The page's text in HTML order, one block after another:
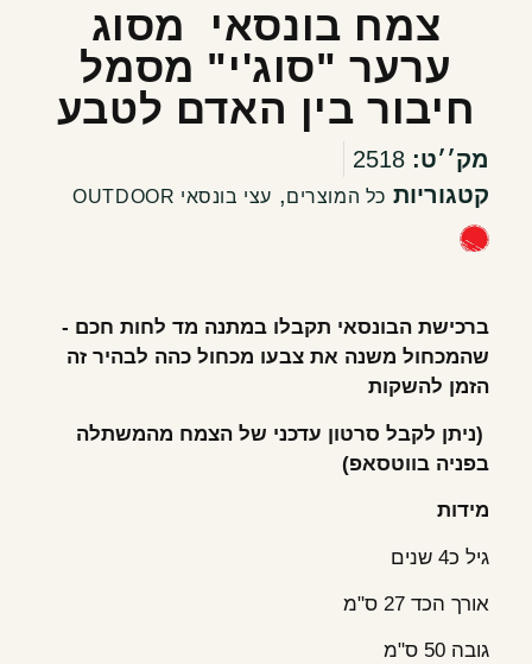
צמח בונסאי מסוג
ערער "סוג'י" מסמל
חיבור בין האדם לטבע
מק׳׳ט: 2518
קטגוריות כל המוצרים, עצי בונסאי OUTDOOR
ברכישת הבונסאי תקבלו במתנה מד לחות חכם -
שהמכחול משנה את צבעו מכחול כהה לבהיר זה
הזמן להשקות
(ניתן לקבל סרטון עדכני של הצמח מהמשתלה
בפניה בווטסאפ)
מידות
גיל כ4 שנים
אורך הכד 27 ס"מ
גובה 50 ס"מ